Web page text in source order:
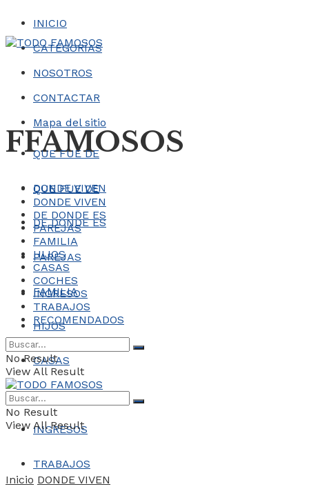
INICIO
CATEGORÍAS
NOSOTROS
CONTACTAR
Mapa del sitio
FFAMOSOS
QUE FUE DE
DONDE VIVEN
DE DONDE ES
PAREJAS
FAMILIA
HIJOS
CASAS
COCHES
INGRESOS
TRABAJOS
QUE FUE DE
DONDE VIVEN
DE DONDE ES
PAREJAS
FAMILIA
HIJOS
CASAS
COCHES
INGRESOS
TRABAJOS
RECOMENDADOS
No Result
View All Result
No Result
View All Result
Inicio DONDE VIVEN